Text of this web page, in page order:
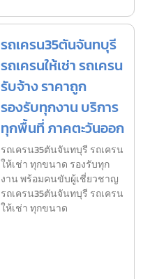
รถเครน35ตันจันทบุรี
รถเครนให้เช่า รถเครน
รับจ้าง ราคาถูก
รองรับทุกงาน บริการ
ทุกพื้นที่ ภาคตะวันออก
รถเครน35ตันจันทบุรี รถเครน
ให้เช่า ทุกขนาด รองรับทุก
งาน พร้อมคนขับผู้เชี่ยวชาญ
รถเครน35ตันจันทบุรี รถเครน
ให้เช่า ทุกขนาด